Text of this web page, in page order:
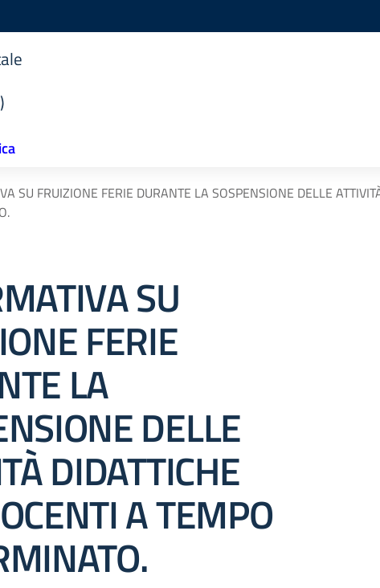
SU FRUIZIONE FERIE DURANTE LA SOSPENSIONE DELLE
SU
FERIE
LA
DELLE
DIDATTICHE
A TEMPO